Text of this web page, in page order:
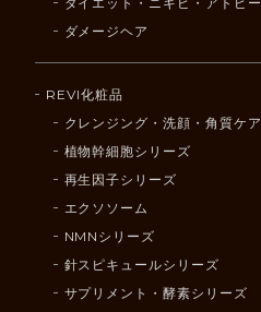
ダメージヘア
REVI化粧品
クレンジング・洗顔・角質ケア
植物幹細胞シリーズ
再生因子シリーズ
エクソソーム
NMNシリーズ
針スピキュールシリーズ
サプリメント・酵素シリーズ